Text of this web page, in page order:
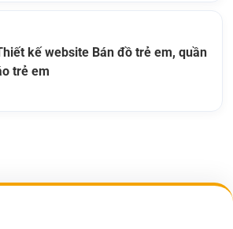
kế website Bán đồ trẻ em, quần
trẻ em